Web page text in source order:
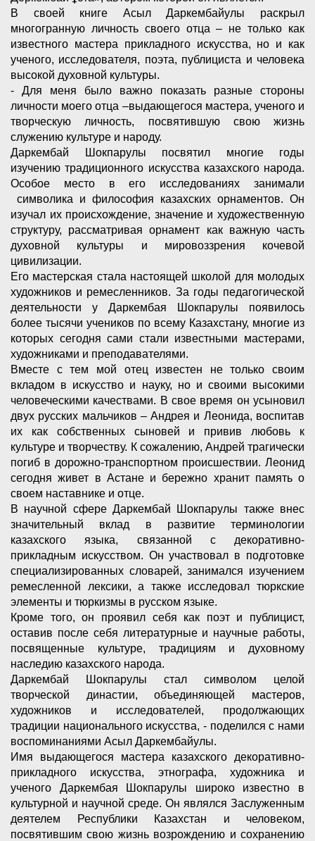
В своей книге Асыл Даркембайулы раскрыл
многогранную личность своего отца – не только как
известного мастера прикладного искусства, но и как
ученого, исследователя, поэта, публициста и человека
высокой духовной культуры.
- Для меня было важно показать разные стороны
личности моего отца –выдающегося мастера, ученого и
творческую личность, посвятившую свою жизнь
служению культуре и народу.
Даркембай Шокпарулы посвятил многие годы
изучению традиционного искусства казахского народа.
Особое место в его исследованиях занимали
символика и философия казахских орнаментов. Он
изучал их происхождение, значение и художественную
структуру, рассматривая орнамент как важную часть
духовной культуры и мировоззрения кочевой
цивилизации.
Его мастерская стала настоящей школой для молодых
художников и ремесленников. За годы педагогической
деятельности у Даркембая Шокпарулы появилось
более тысячи учеников по всему Казахстану, многие из
которых сегодня сами стали известными мастерами,
художниками и преподавателями.
Вместе с тем мой отец известен не только своим
вкладом в искусство и науку, но и своими высокими
человеческими качествами. В свое время он усыновил
двух русских мальчиков – Андрея и Леонида, воспитав
их как собственных сыновей и привив любовь к
культуре и творчеству. К сожалению, Андрей трагически
погиб в дорожно-транспортном происшествии. Леонид
сегодня живет в Астане и бережно хранит память о
своем наставнике и отце.
В научной сфере Даркембай Шокпарулы также внес
значительный вклад в развитие терминологии
казахского языка, связанной с декоративно-
прикладным искусством. Он участвовал в подготовке
специализированных словарей, занимался изучением
ремесленной лексики, а также исследовал тюркские
элементы и тюркизмы в русском языке.
Кроме того, он проявил себя как поэт и публицист,
оставив после себя литературные и научные работы,
посвященные культуре, традициям и духовному
наследию казахского народа.
Даркембай Шокпарулы стал символом целой
творческой династии, объединяющей мастеров,
художников и исследователей, продолжающих
традиции национального искусства, - поделился с нами
воспоминаниями Асыл Даркембайулы.
Имя выдающегося мастера казахского декоративно-
прикладного искусства, этнографа, художника и
ученого Даркембая Шокпарулы широко известно в
культурной и научной среде. Он являлся Заслуженным
деятелем Республики Казахстан и человеком,
посвятившим свою жизнь возрождению и сохранению